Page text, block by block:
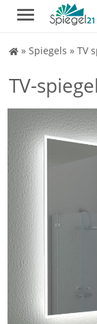
» Spiegels » TV
TV-